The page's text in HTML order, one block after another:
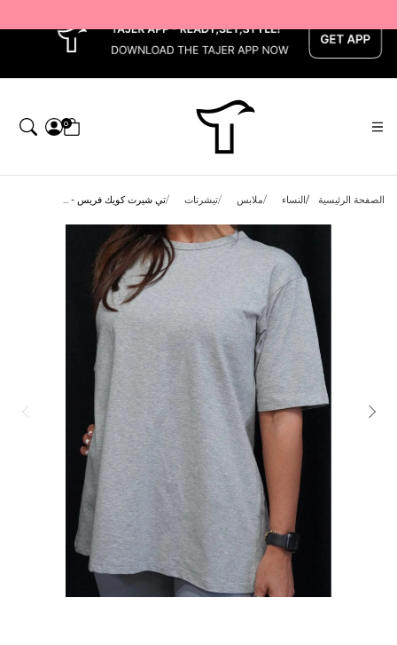
0
الصفحة الرئيسية النساء ملابس تيشرتات تي شيرت كويك فريس - ...